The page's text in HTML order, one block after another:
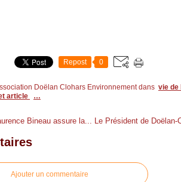
Repost 0
Doëlan Clohars Environnementdans vie de
article
…
Bineau assure la... Le Président de
Ajouter un commentaire